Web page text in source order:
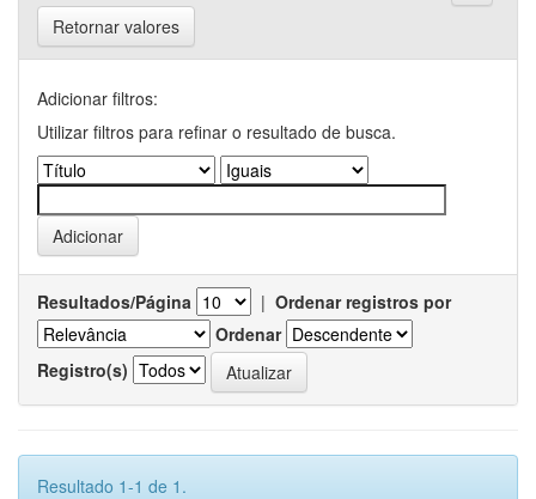
Retornar valores
Adicionar filtros:
Utilizar filtros para refinar o resultado de busca.
Resultados/Página | Ordenar registros por
Ordenar
Registro(s)
Resultado 1-1 de 1.